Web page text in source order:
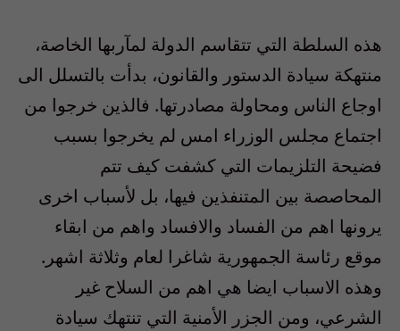
هذه السلطة التي تتقاسم الدولة لمآربها الخاصة،
منتهكة سيادة الدستور والقانون، بدأت بالتسلل الى
اوجاع الناس ومحاولة مصادرتها. فالذين خرجوا من
اجتماع مجلس الوزراء امس لم يخرجوا بسبب
فضيحة التلزيمات التي كشفت كيف تتم
المحاصصة بين المتنفذين فيها، بل لأسباب اخرى
يرونها اهم من الفساد والافساد واهم من ابقاء
موقع رئاسة الجمهورية شاغرا لعام وثلاثة اشهر.
وهذه الاسباب ايضا هي اهم من السلاح غير
الشرعي، ومن الجزر الأمنية التي تنتهك سيادة